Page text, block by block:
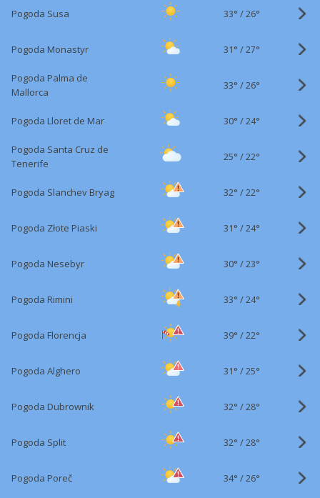
Pogoda Susa 33° /26°
Pogoda Monastyr 31° /27°
Pogoda Palma de
Mallorca
33° /26°
Pogoda Lloret de Mar 30° /24°
Pogoda Santa Cruz de
Tenerife
25° /22°
Pogoda Slanchev Bryag 32° /22°
Pogoda Złote Piaski 31° /24°
Pogoda Nesebyr 30° /23°
Pogoda Rimini 33° /24°
Pogoda Florencja 39° /22°
Pogoda Alghero 31° /25°
Pogoda Dubrownik 32° /28°
Pogoda Split 32° /28°
Pogoda Poreč 34° /26°